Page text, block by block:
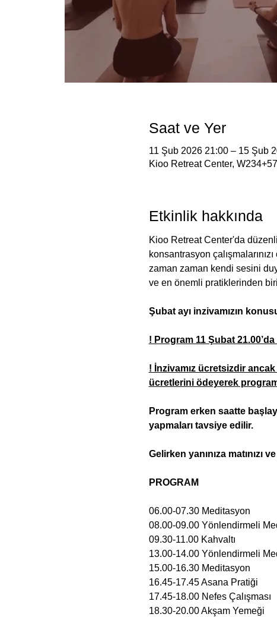
Saat ve Yer
11 Şub 2026 21:00 – 15 Şub
Kioo Retreat Center,
Etkinlik hakkında
Kioo Retreat Center'da
konsantrasyon
zaman zaman kendi sesini
ve en önemli pratiklerinden
Şubat ayı inzivamızın
! Program 11 Şubat
! İnzivamız ücretsizdir
ücretlerini ödeyerek
Program erken saatte
yapmaları tavsiye edilir.
Gelirken yanınıza
PROGRAM
06.00-07.30 Meditasyon
08.00-09.00 Yönlendirmeli
09.30-11.00 Kahvaltı
13.00-14.00 Yönlendirmeli
15.00-16.30 Meditasyon
16.45-17.45 Asana Pratiği
17.45-18.00 Nefes Çalışması
18.30-20.00 Akşam Yemeği